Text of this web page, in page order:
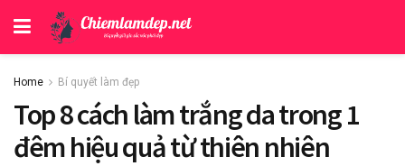
Home Bí quyết làm đẹp
Top 8 cách làm trắng da trong 1
đêm hiệu quả từ thiên nhiên